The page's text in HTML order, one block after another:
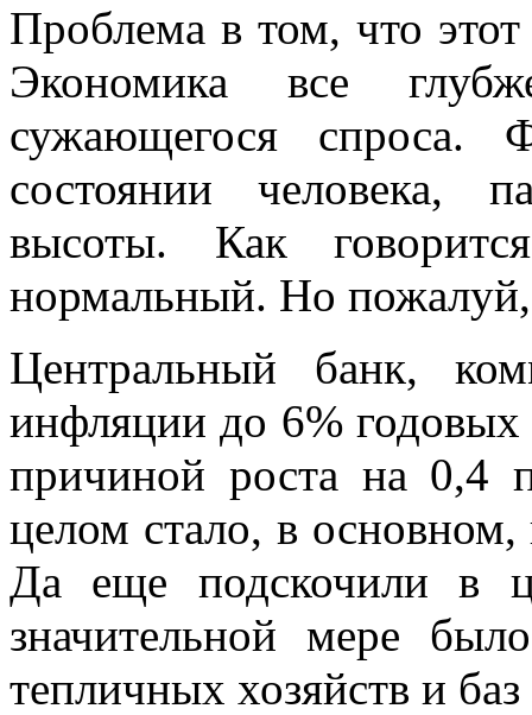
Проблема в том, что
Экономика все
сужающегося спроса.
состоянии человека,
высоты. Как
нормальный. Но
Центральный банк,
инфляции до 6% годовых
причиной роста на 0,4
целом стало, в
Да еще подскочили в
значительной мере
тепличных хозяйств и